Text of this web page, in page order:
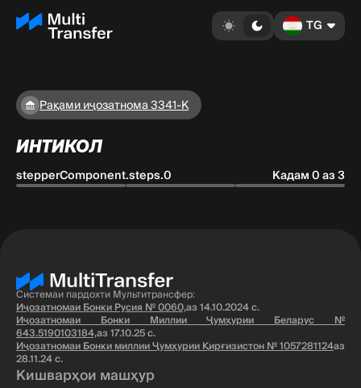
TG
Рақами иҷозатнома 3341-K
ИНТИКОЛ
stepperComponent.steps.0 Кадам 0 аз 3
Системаи пардохти Мультитрансфер:
Иҷозатномаи Бонки Русия № 0060,аз 14.10.2024 с.
Иҷозатномаи Бонки Миллии Ҷумҳурии Беларус №
643.5190103184,аз 17.10.25 с.
Иҷозатномаи Бонки миллии Ҷумҳурии Қирғизистон № 1057281124аз
28.11.24 с.
Кишварҳои машҳур